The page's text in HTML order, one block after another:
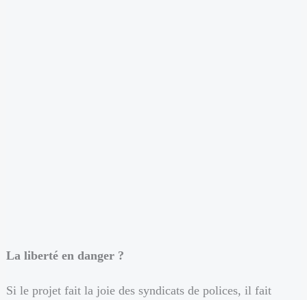
La liberté en danger ?
Si le projet fait la joie des syndicats de polices, il fait